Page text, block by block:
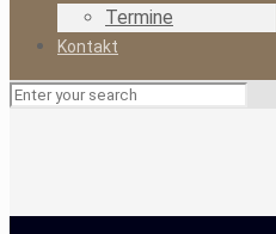
Termine
Kontakt